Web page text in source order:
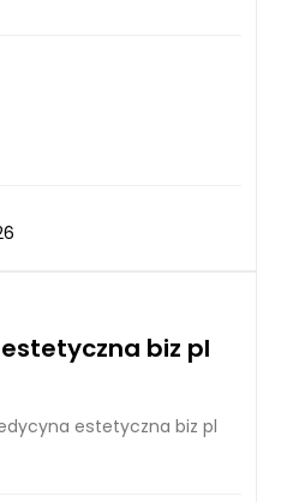
biz pl
estetyczna biz pl